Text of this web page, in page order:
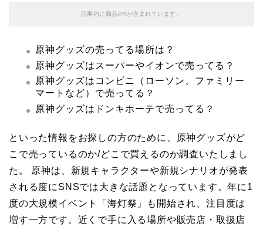
記事内に商品PRが含まれています。
原神グッズの売ってる場所は？
原神グッズはスーパーやイオンで売ってる？
原神グッズはコンビニ（ローソン、ファミリー
マートなど）で売ってる？
原神グッズはドンキホーテで売ってる？
といった情報をお探しの方のために、原神グッズがど
こで売っているのか/どこで買えるのか調査いたしまし
た。 原神は、新規キャラクターや新規シナリオが発表
される度にSNSでは大きな話題となっています。年に1
度の大規模イベント「海灯祭」も開始され、注目度は
増す一方です。近くで手に入る場所や販売店・取扱店